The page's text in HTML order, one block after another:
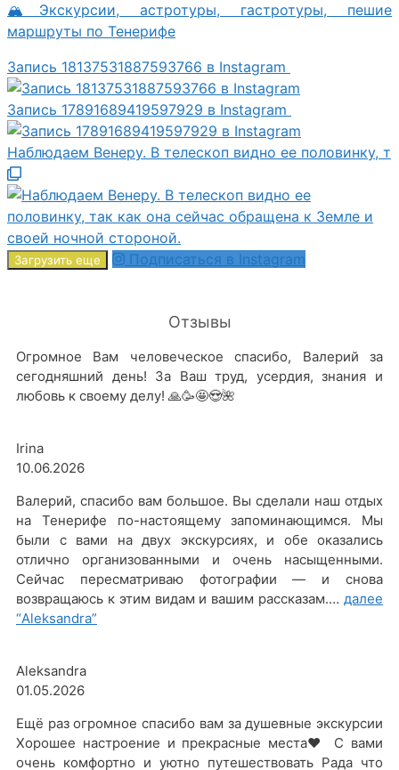
🏔Экскурсии, астротуры, гастротуры, пешие
маршруты по Тенерифе
Запись 18137531887593766 в Instagram
Запись 17891689419597929 в Instagram
Наблюдаем Венеру. В телескоп видно ее половинку, т
Загрузить еще Подписаться в Instagram
Отзывы
Огромное Вам человеческое спасибо, Валерий за
сегодняшний день! За Ваш труд, усердия, знания и
любовь к своему делу! 🙏🥳🤩😍🌺
Irina
10.06.2026
Валерий, спасибо вам большое. Вы сделали наш отдых
на Тенерифе по-настоящему запоминающимся. Мы
были с вами на двух экскурсиях, и обе оказались
отлично организованными и очень насыщенными.
Сейчас пересматриваю фотографии — и снова
возвращаюсь к этим видам и вашим рассказам.… далее
“Aleksandra”
Aleksandra
01.05.2026
Ещё раз огромное спасибо вам за душевные экскурсии
Хорошее настроение и прекрасные места❤️ С вами
очень комфортно и уютно путешествовать Рада что